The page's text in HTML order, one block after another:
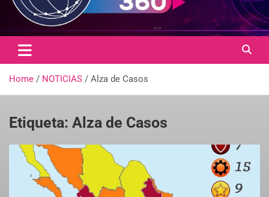
infored360.mx
Un giro en la información
Home NOTICIAS Alza de Casos
Etiqueta: Alza de Casos